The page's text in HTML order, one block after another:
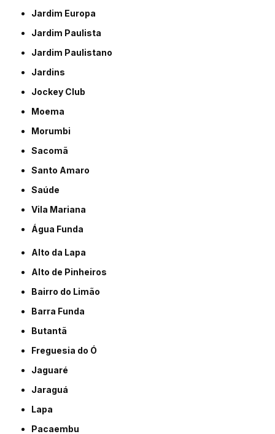
Jardim Europa
Jardim Paulista
Jardim Paulistano
Jardins
Jockey Club
Moema
Morumbi
Sacomã
Santo Amaro
Saúde
Vila Mariana
Água Funda
Alto da Lapa
Alto de Pinheiros
Bairro do Limão
Barra Funda
Butantã
Freguesia do Ó
Jaguaré
Jaraguá
Lapa
Pacaembu